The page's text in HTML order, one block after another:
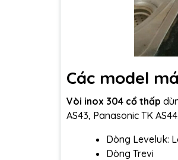
Các model
Vòi inox 304 cổ thấp
AS43, Panasonic TK
Dòng Leveluk:
Dòng Trevi